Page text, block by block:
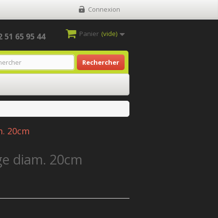
Connexion
51 65 95 44
Rechercher
Panier (vide)
20cm
diam. 20cm